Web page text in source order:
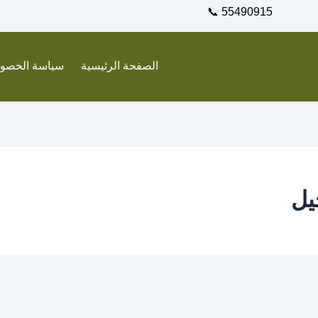
55490915 📞
الصفحة الرئيسية سياسة